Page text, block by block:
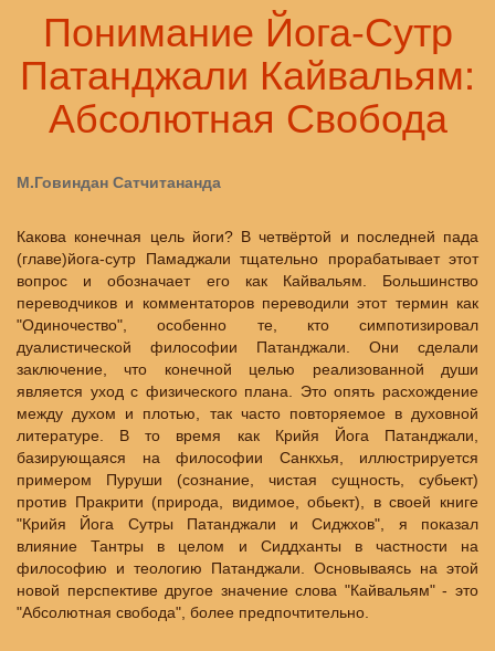
Понимание Йога-Сутр
Патанджали Кайвальям:
Абсолютная Свобода
М.Говиндан Сатчитананда
Какова конечная цель йоги? В четвёртой и последней пада
(главе)йога-сутр Памаджали тщательно прорабатывает этот
вопрос и обозначает его как Кайвальям. Большинство
переводчиков и комментаторов переводили этот термин как
"Одиночество", особенно те, кто симпотизировал
дуалистической философии Патанджали. Они сделали
заключение, что конечной целью реализованной души
является уход с физического плана. Это опять расхождение
между духом и плотью, так часто повторяемое в духовной
литературе. В то время как Крийя Йога Патанджали,
базирующаяся на философии Санкхья, иллюстрируется
примером Пуруши (сознание, чистая сущность, субьект)
против Пракрити (природа, видимое, обьект), в своей книге
"Крийя Йога Сутры Патанджали и Сиджхов", я показал
влияние Тантры в целом и Сиддханты в частности на
философию и теологию Патанджали. Основываясь на этой
новой перспективе другое значение слова "Кайвальям" - это
"Абсолютная свобода", более предпочтительно.